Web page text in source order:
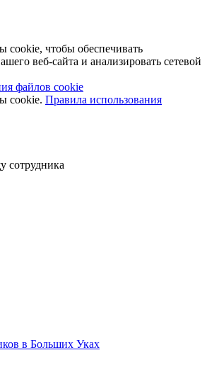
чтобы обеспечивать
веб-сайта и анализировать сетевой
файлов cookie
cookie. Правила использования
сотрудника
в Больших Уках